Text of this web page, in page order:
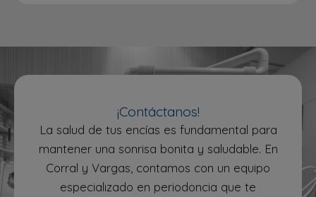
¡Contáctanos!
La salud de tus encías es fundamental para
mantener una sonrisa bonita y saludable. En
Corral y Vargas, contamos con un equipo
especializado en periodoncia que te